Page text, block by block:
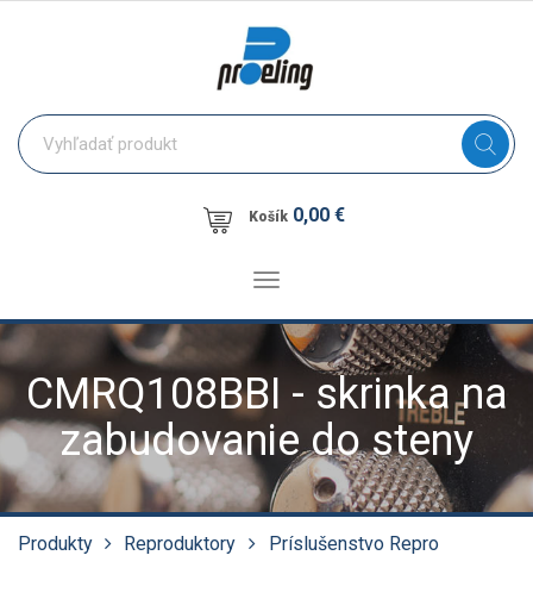
Košík 0,00 €
Toggle
CMRQ108BBI - skrinka na
zabudovanie do steny
Produkty Reproduktory Príslušenstvo Repro